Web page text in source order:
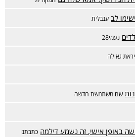
לב ענבלית
נעמי28
יראת גאולה
שם משתמשת חדשה
באופן אישי, זה נשמע דילמה כתבתנו